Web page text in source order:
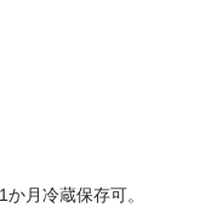
月冷蔵保存可。